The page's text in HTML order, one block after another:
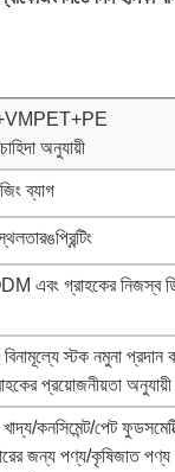
অনুযায়ী
ব্যাগ
এবং গ্রাহকের নিজস্ব
স্টক নমুনা প্রদান
প্রয়োজনীয়তা
কনসিমেন্ট/পেট
জন্য পণ্য/কৃষিজাত পণ্য